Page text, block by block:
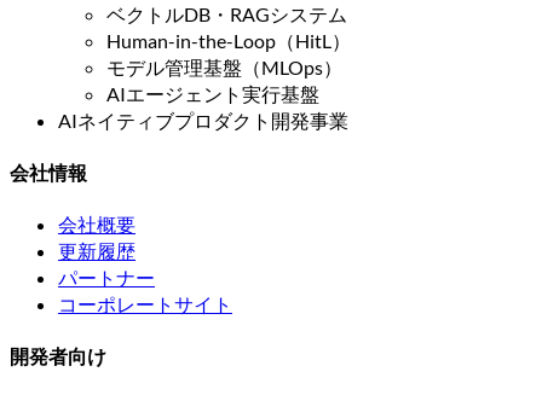
ベクトルDB・RAGシステム
Human-in-the-Loop（HitL）
モデル管理基盤（MLOps）
AIエージェント実行基盤
AIネイティブプロダクト開発事業
会社情報
会社概要
更新履歴
パートナー
コーポレートサイト
開発者向け